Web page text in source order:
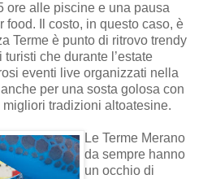
ore alle piscine e una pausa
food. Il costo, in questo caso, è
Terme è punto di ritrovo trendy
che durante l’estate
eventi live organizzati nella
per una sosta golosa con
tradizioni altoatesine.
Le Terme Merano
da sempre hanno
un occhio di